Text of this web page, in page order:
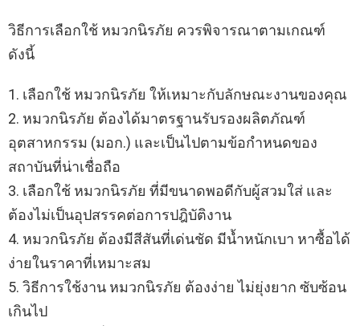
วิธีการเลือกใช้ หมวกนิรภัย ควรพิจารณาตามเกณฑ์
ดังนี้
1. เลือกใช้ หมวกนิรภัย ให้เหมาะกับลักษณะงานของคุณ
2. หมวกนิรภัย ต้องได้มาตรฐานรับรองผลิตภัณฑ์
อุตสาหกรรม (มอก.) และเป็นไปตามข้อกำหนดของ
สถาบันที่น่าเชื่อถือ
3. เลือกใช้ หมวกนิรภัย ที่มีขนาดพอดีกับผู้สวมใส่ และ
ต้องไม่เป็นอุปสรรคต่อการปฎิบัติงาน
4. หมวกนิรภัย ต้องมีสีสันที่เด่นชัด มีน้ำหนักเบา หาซื้อได้
ง่ายในราคาที่เหมาะสม
5. วิธีการใช้งาน หมวกนิรภัย ต้องง่าย ไม่ยุ่งยาก ซับซ้อน
เกินไป